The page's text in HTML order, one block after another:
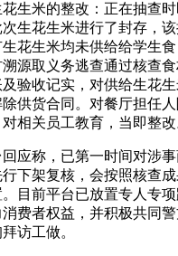
米的整改：正在抽查时
生花生米进行了封存，
花生米均未供给给学生食
溯源取义务逃查通过核查
验收记实，对供给生花
供货合同。对餐厅担任人
相关员工教育，当即整改
称，已第一时间对涉事
下架复核，会按照核查
目前平台已放置专人专项
费者权益，并积极共同
访工做。